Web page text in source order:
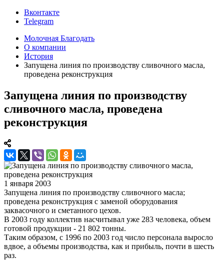
Вконтакте
Telegram
Молочная Благодать
О компании
История
Запущена линия по производству сливочного масла,
проведена реконструкция
Запущена линия по производству
сливочного масла, проведена
реконструкция
1 января 2003
Запущена линия по производству сливочного масла;
проведена реконструкция с заменой оборудования
заквасочного и сметанного цехов.
В 2003 году коллектив насчитывал уже 283 человека, объем
готовой продукции - 21 802 тонны.
Таким образом, с 1996 по 2003 год число персонала выросло
вдвое, а объемы производства, как и прибыль, почти в шесть
раз.